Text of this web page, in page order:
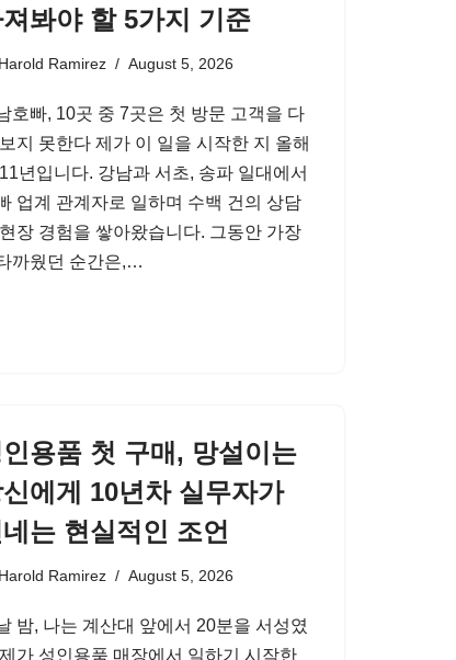
봐야 할 5가지 기준
Harold Ramirez August 5, 2026
호빠, 10곳 중 7곳은 첫 방문 고객을 다
지 못한다 제가 이 일을 시작한 지 올해
년입니다. 강남과 서초, 송파 일대에서
업계 관계자로 일하며 수백 건의 상담
장 경험을 쌓아왔습니다. 그동안 가장
까웠던 순간은,…
용품 첫 구매, 망설이는
에게 10년차 실무자가
는 현실적인 조언
Harold Ramirez August 5, 2026
밤, 나는 계산대 앞에서 20분을 서성였
가 성인용품 매장에서 일하기 시작한